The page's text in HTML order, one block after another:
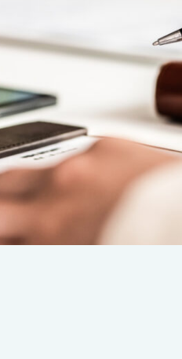
幅広いご相談に対応。